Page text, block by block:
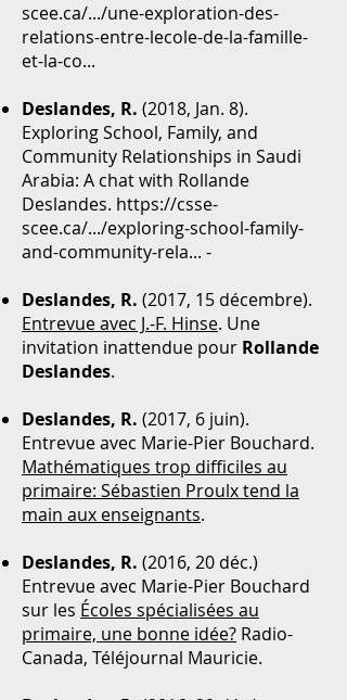
scee.ca/.../une-exploration-des-
relations-entre-lecole-de-la-famille-
et-la-co...
Deslandes, R. (2018, Jan. 8).
Exploring School, Family, and
Community Relationships in Saudi
Arabia: A chat with Rollande
Deslandes. https://csse-
scee.ca/.../exploring-school-family-
and-community-rela... -
Deslandes, R. (2017, 15 décembre).
Entrevue avec J.-F. Hinse. Une
invitation inattendue pour Rollande
Deslandes.
Deslandes, R. (2017, 6 juin).
Entrevue avec Marie-Pier Bouchard.
Mathématiques trop difficiles au
primaire: Sébastien Proulx tend la
main aux enseignants.
Deslandes, R. (2016, 20 déc.)
Entrevue avec Marie-Pier Bouchard
sur les Écoles spécialisées au
primaire, une bonne idée? Radio-
Canada, Téléjournal Mauricie.